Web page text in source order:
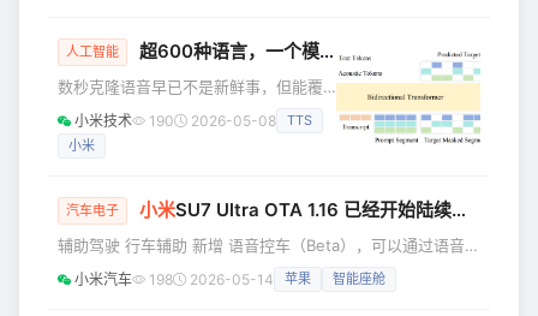
Robotics-0 在全球开发者手中释放潜
“开箱即用”的生产力利器，今天我们给大
家带来新的能力演示并正式发布 Xiaomi-
Robotics-0 真机后训练（
人工智能 超600种语言，一个模型全搞定! 小米开源
数秒克隆语音早已不是新鲜事，但能覆
盖600+语种的语音克隆 TTS 模型，你
见过吗！主流音色克隆 TTS 模型的多语
小米AI实验室新一代Kaldi团队全新推出
OmniVoice，以创新的极简架构打破这
一局限，不仅在中英文场景达到顶尖性
能，更在多语言任务中展现出超越商用
小米技术 190 2026-05-08
TTS
小米
汽车电子 小米SU7 Ultra OTA 1.16 已经开始陆续推送！
辅助驾驶 行车辅助 新增 语音控车（Beta），可以通过语音实
现车辆横向和纵向的控制，更便捷地满足用户如变道、调速、
小米汽车 198 2026-05-14 苹果 智能座舱